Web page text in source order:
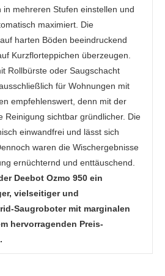
in mehreren Stufen einstellen und
maximiert. Die
harten Böden beeindruckend
Kurzflorteppichen überzeugen.
Rollbürste oder Saugschacht
für Wohnungen mit
empfehlenswert, denn mit der
Reinigung sichtbar gründlicher. Die
einwandfrei und lässt sich
waren die Wischergebnisse
ernüchternd und enttäuschend.
Deebot Ozmo 950 ein
vielseitiger und
Saugroboter mit marginalen
hervorragenden Preis-